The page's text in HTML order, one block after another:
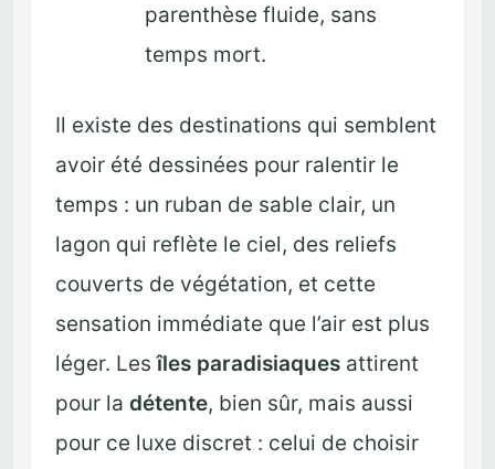
parenthèse fluide, sans
temps mort.
Il existe des destinations qui semblent
avoir été dessinées pour ralentir le
temps : un ruban de sable clair, un
lagon qui reflète le ciel, des reliefs
couverts de végétation, et cette
sensation immédiate que l’air est plus
léger. Lesîles paradisiaquesattirent
pour la détente, bien sûr, mais aussi
pour ce luxe discret : celui de choisir